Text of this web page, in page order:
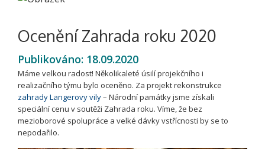
Ocenění Zahrada roku 2020
Publikováno: 18.09.2020
Máme velkou radost! Několikaleté úsilí projekčního i
realizačního týmu bylo oceněno. Za projekt rekonstrukce
zahrady Langerovy vily– Národní památky jsme získali
speciální cenu v soutěži Zahrada roku. Víme, že bez
mezioborové spolupráce a velké dávky vstřícnosti by se to
nepodařilo.